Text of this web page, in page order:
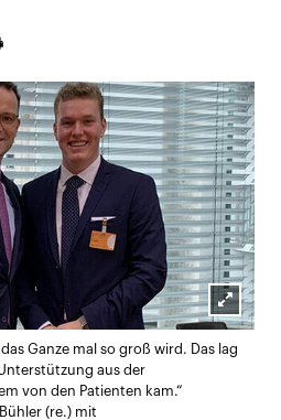
Lightbox
öffnen
Ganze mal so groß wird. Das lag
aus der
von den Patienten kam.“
(re.) mit